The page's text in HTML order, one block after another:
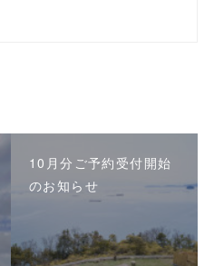
10月分ご予約受付開始
のお知らせ